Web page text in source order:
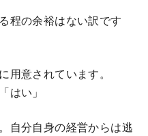
程の余裕はない訳です
用意されています。
はい」
自分自身の経営からは逃